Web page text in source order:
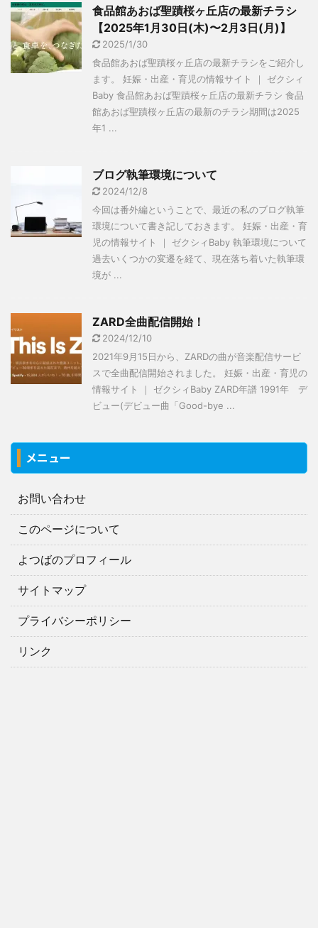
食品館あおば聖蹟桜ヶ丘店の最新チラシ
【2025年1月30日(木)〜2月3日(月)】
2025/1/30
食品館あおば聖蹟桜ヶ丘店の最新チラシをご紹介し
ます。 妊娠・出産・育児の情報サイト ｜ ゼクシィ
Baby 食品館あおば聖蹟桜ヶ丘店の最新チラシ 食品
館あおば聖蹟桜ヶ丘店の最新のチラシ期間は2025
年1 ...
ブログ執筆環境について
2024/12/8
今回は番外編ということで、最近の私のブログ執筆
環境について書き記しておきます。 妊娠・出産・育
児の情報サイト ｜ ゼクシィBaby 執筆環境について
過去いくつかの変遷を経て、現在落ち着いた執筆環
境が ...
ZARD全曲配信開始！
2024/12/10
2021年9月15日から、ZARDの曲が音楽配信サービ
スで全曲配信開始されました。 妊娠・出産・育児の
情報サイト ｜ ゼクシィBaby ZARD年譜 1991年 デ
ビュー(デビュー曲「Good-bye ...
メニュー
お問い合わせ
このページについて
よつばのプロフィール
サイトマップ
プライバシーポリシー
リンク